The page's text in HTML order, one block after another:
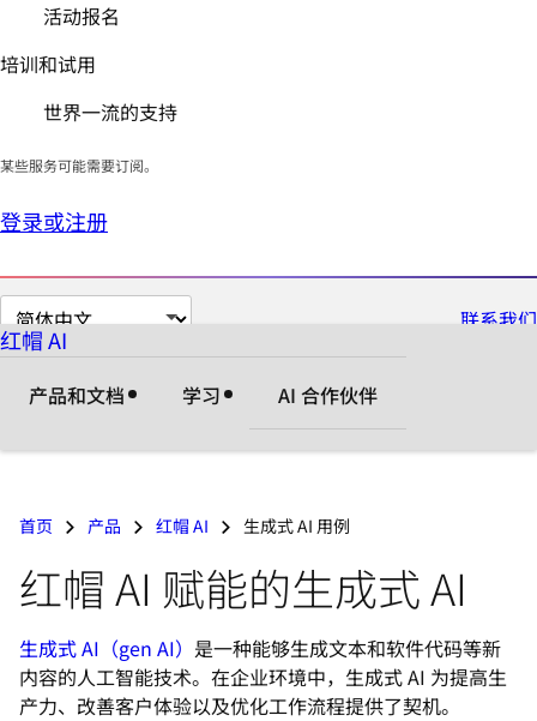
活动报名
培训和试用
世界一流的支持
某些服务可能需要订阅。
登录或注册
切
换
联系我们
红帽 AI
产品和文档 学习 AI 合作伙伴
首页 产品 红帽 AI 生成式 AI 用例
红帽 AI 赋能的生成式 AI
生成式 AI（gen AI） 是一种能够生成文本和软件代码等新
内容的人工智能技术。在企业环境中，生成式 AI 为提高生
产力、改善客户体验以及优化工作流程提供了契机。